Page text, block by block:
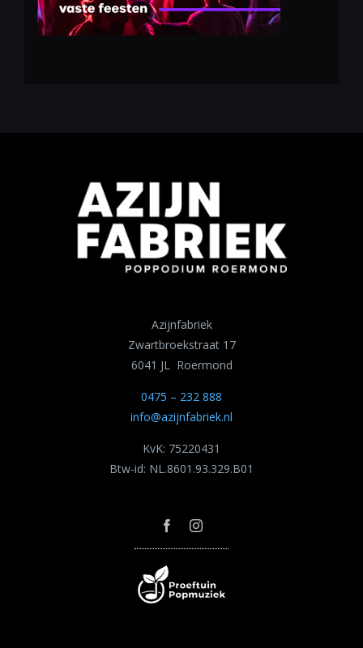
Azijnfabriek
Zwartbroekstraat 17
6041 JL Roermond
0475 – 232 888
info@azijnfabriek.nl
KvK: 75220431
Btw-id: NL.8601.93.329.B01